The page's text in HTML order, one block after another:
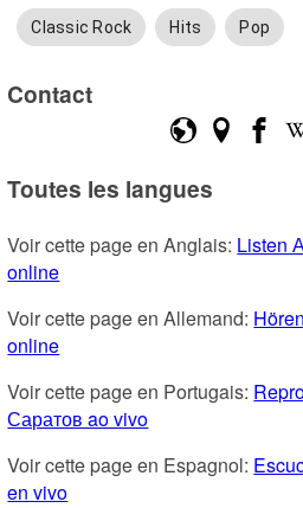
Classic Rock Hits Pop
Contact
Toutes les langues
Voir cette page en Anglais: Listen
online
Voir cette page en Allemand:
online
Voir cette page en Portugais:
Саратов ao vivo
Voir cette page en Espagnol:
en vivo